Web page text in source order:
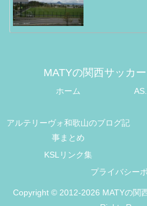
MATYの関西サッカ
ホーム
アルテリーヴォ和歌山のブログ記
事まとめ
KSLリンク集
プライバシー
Copyright © 2012-2026 MATYの関